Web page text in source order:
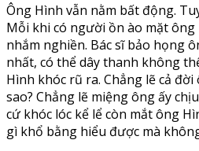
Ông Hình vẫn nằm bất động.
Mỗi khi có người ồn ào mặt
nhắm nghiền. Bác sĩ bảo họng
nhất, có thể dây thanh không
Hình khóc rũ ra. Chẳng lẽ cả
sao? Chẳng lẽ miệng ông ấy
cứ khóc lóc kể lể còn mắt ông
gì khổ bằng hiểu được mà